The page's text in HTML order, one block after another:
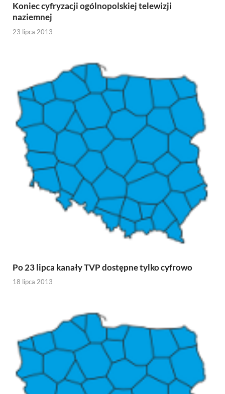
Koniec cyfryzacji ogólnopolskiej telewizji
naziemnej
23 lipca 2013
Po 23 lipca kanały TVP dostępne tylko cyfrowo
18 lipca 2013